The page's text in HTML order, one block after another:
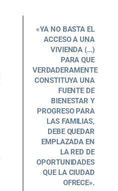
«YA NO BASTA EL
ACCESO A UNA
VIVIENDA (…)
PARA QUE
VERDADERAMENTE
CONSTITUYA UNA
FUENTE DE
BIENESTAR Y
PROGRESO PARA
LAS FAMILIAS,
DEBE QUEDAR
EMPLAZADA EN
LA RED DE
OPORTUNIDADES
QUE LA CIUDAD
OFRECE».